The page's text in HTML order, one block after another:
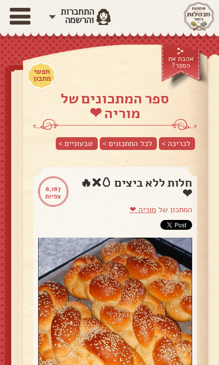
התחברות
והרשמה
אהבת את
הספר?
חפשי
מתכון
ספר המתכונים של
מוריה ❤
לכריכה > לכל המתכונים > טבעוניים>
8,187
צפיות
חלות ללא ביצים 🥚❌🔥
❤
המתכון שלמוריה ❤